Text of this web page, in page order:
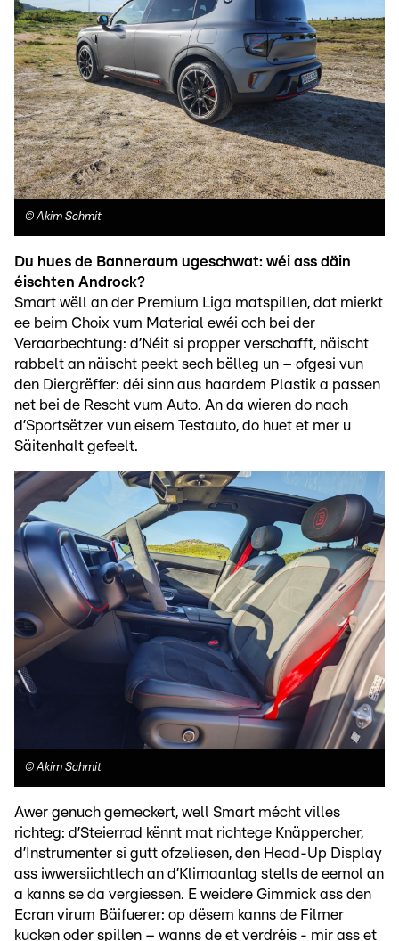
©Akim Schmit
Du hues de Banneraum ugeschwat: wéi ass däin
éischten Androck?
Smart wëll an der Premium Liga matspillen, dat mierkt
ee beim Choix vum Material ewéi och bei der
Veraarbechtung: d’Néit si propper verschafft, näischt
rabbelt an näischt peekt sech bëlleg un – ofgesi vun
den Diergrëffer: déi sinn aus haardem Plastik a passen
net bei de Rescht vum Auto. An da wieren do nach
d’Sportsëtzer vun eisem Testauto, do huet et mer u
Säitenhalt gefeelt.
©Akim Schmit
Awer genuch gemeckert, well Smart mécht villes
richteg: d’Steierrad kënnt mat richtege Knäppercher,
d’Instrumenter si gutt ofzeliesen, den Head-Up Display
ass iwwersiichtlech an d’Klimaanlag stells de eemol an
a kanns se da vergiessen. E weidere Gimmick ass den
Ecran virum Bäifuerer: op dësem kanns de Filmer
kucken oder spillen – wanns de et verdréis - mir ass et